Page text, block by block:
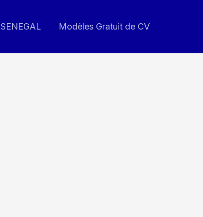
SENEGAL Modèles Gratuit de CV